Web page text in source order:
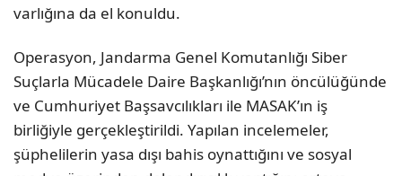
varlığına da el konuldu.
Operasyon, Jandarma Genel Komutanlığı Siber
Suçlarla Mücadele Daire Başkanlığı’nın öncülüğünde
ve Cumhuriyet Başsavcılıkları ile MASAK’ın iş
birliğiyle gerçekleştirildi. Yapılan incelemeler,
şüphelilerin yasa dışı bahis oynattığını ve sosyal